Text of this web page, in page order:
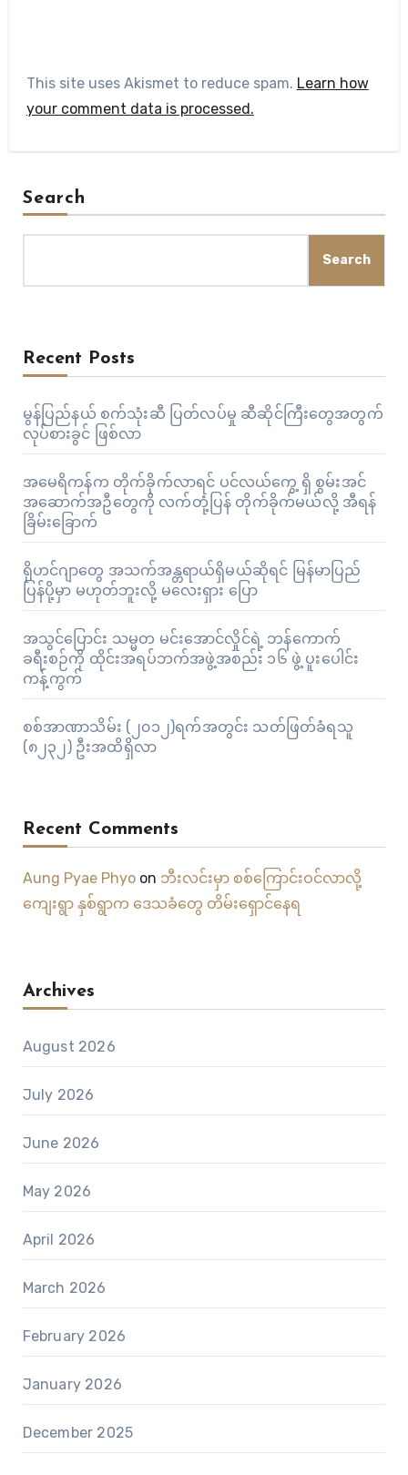
This site uses Akismet to reduce spam. Learn how
your comment data is processed.
Search
Search
Recent Posts
မွန်ပြည်နယ် စက်သုံးဆီ ပြတ်လပ်မှု ဆီဆိုင်ကြီးတွေအတွက်
လုပ်စားခွင် ဖြစ်လာ
အမေရိကန်က တိုက်ခိုက်လာရင် ပင်လယ်ကွေ့ ရှိ စွမ်းအင်
အဆောက်အဦတွေကို လက်တုံ့ပြန် တိုက်ခိုက်မယ်လို့ အီရန်
ခြိမ်းခြောက်
ရိုဟင်ဂျာတွေ အသက်အန္တရာယ်ရှိမယ်ဆိုရင် မြန်မာပြည်
ပြန်ပို့မှာ မဟုတ်ဘူးလို့ မလေးရှား ပြော
အသွင်ပြောင်း သမ္မတ မင်းအောင်လှိုင်ရဲ့ ဘန်ကောက်
ခရီးစဉ်ကို ထိုင်းအရပ်ဘက်အဖွဲ့အစည်း ၁၆ ဖွဲ့ ပူးပေါင်း
ကန့်ကွက်
စစ်အာဏာသိမ်း (၂၀၁၂)ရက်အတွင်း သတ်ဖြတ်ခံရသူ
(၈၂၃၂) ဦးအထိရှိလာ
Recent Comments
Aung Pyae Phyoon ဘီးလင်းမှာ စစ်ကြောင်းဝင်လာလို့
ကျေးရွာ နှစ်ရွာက ဒေသခံတွေ တိမ်းရှောင်နေရ
Archives
August 2026
July 2026
June 2026
May 2026
April 2026
March 2026
February 2026
January 2026
December 2025